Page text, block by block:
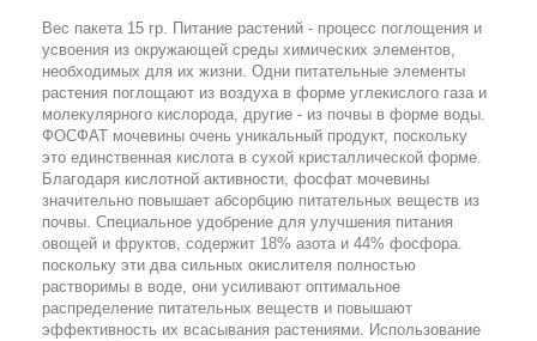
Вес пакета 15 гр. Питание растений - процесс поглощения и
усвоения из окружающей среды химических элементов,
необходимых для их жизни. Одни питательные элементы
растения поглощают из воздуха в форме углекислого газа и
молекулярного кислорода, другие - из почвы в форме воды.
ФОСФАТ мочевины очень уникальный продукт, поскольку
это единственная кислота в сухой кристаллической форме.
Благодаря кислотной активности, фосфат мочевины
значительно повышает абсорбцию питательных веществ из
почвы. Специальное удобрение для улучшения питания
овощей и фруктов, содержит 18% азота и 44% фосфора.
поскольку эти два сильных окислителя полностью
растворимы в воде, они усиливают оптимальное
распределение питательных веществ и повышают
эффективность их всасывания растениями. Использование